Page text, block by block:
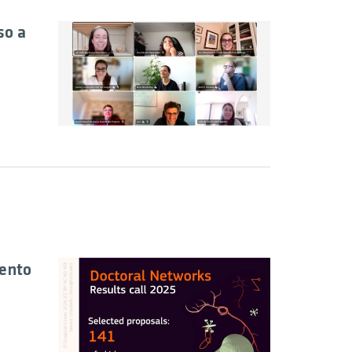
a